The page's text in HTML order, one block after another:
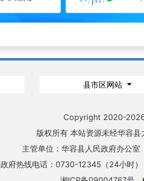
县市区网站
Copyright 2020-
版权所有 本站资源未经华容
主管单位：华容县人民政府办公室
政府热线电话：0730-12345（24小时）